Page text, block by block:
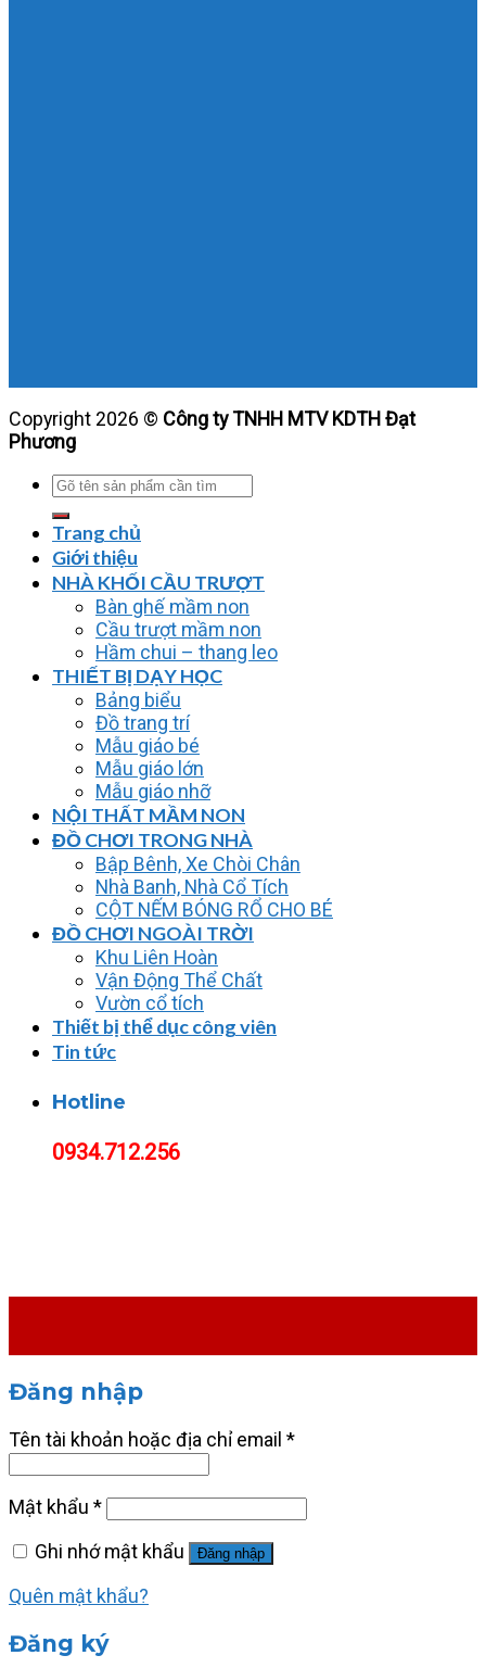
Copyright 2026 © Công ty TNHH MTV KDTH Đạt
Phương
Tìm
Trang chủ
Giới thiệu
NHÀ KHỐI CẦU TRƯỢT
Bàn ghế mầm non
Cầu trượt mầm non
Hầm chui – thang leo
THIẾT BỊ DẠY HỌC
Bảng biểu
Đồ trang trí
Mẫu giáo bé
Mẫu giáo lớn
Mẫu giáo nhỡ
NỘI THẤT MẦM NON
ĐỒ CHƠI TRONG NHÀ
Bập Bênh, Xe Chòi Chân
Nhà Banh, Nhà Cổ Tích
CỘT NẾM BÓNG RỔ CHO BÉ
ĐỒ CHƠI NGOÀI TRỜI
Khu Liên Hoàn
Vận Động Thể Chất
Vườn cổ tích
Thiết bị thể dục công viên
Tin tức
Hotline
0934.712.256
Đăng nhập
Tên tài khoản hoặc địa chỉ email *
Mật khẩu *
Ghi nhớ mật khẩu
Đăng nhập
Quên mật khẩu?
Đăng ký